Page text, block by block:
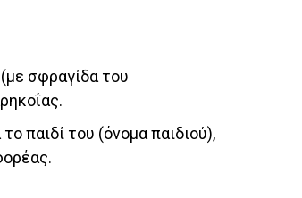
σφραγίδα του
παιδί του (όνομα παιδιού),